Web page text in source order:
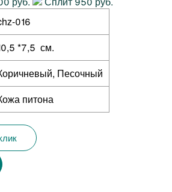
016
*7,5 см.
Песочный
питона